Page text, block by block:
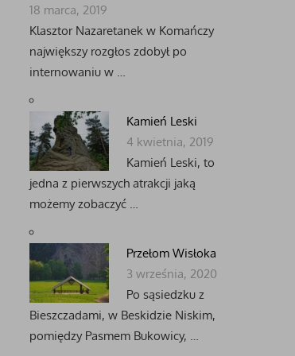
18 marca, 2019
Klasztor Nazaretanek w Komańczy
największy rozgłos zdobył po
internowaniu w …
Kamień Leski
4 kwietnia, 2019
Kamień Leski, to
jedna z pierwszych atrakcji jaką
możemy zobaczyć …
Przełom Wisłoka
3 września, 2020
Po sąsiedzku z
Bieszczadami, w Beskidzie Niskim,
pomiędzy Pasmem Bukowicy, …